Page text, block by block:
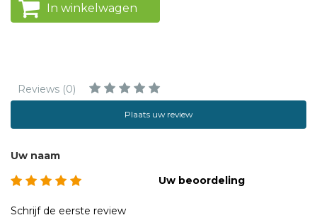
In winkelwagen
Reviews (0)
Plaats uw review
Uw naam
Uw beoordeling
Schrijf de eerste review